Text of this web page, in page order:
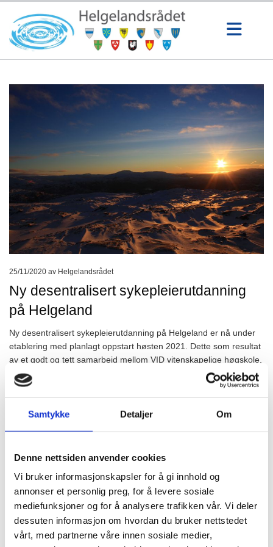
Samtykke Detaljer Om
Denne nettsiden anvender cookies
Vi bruker informasjonskapsler for å gi innhold og
annonser et personlig preg, for å levere sosiale
mediefunksjoner og for å analysere trafikken vår. Vi deler
dessuten informasjon om hvordan du bruker nettstedet
vårt, med partnerne våre innen sosiale medier,
25/11/2020 av Helgelandsrådet
Ny desentralisert sykepleierutdanning
på Helgeland
Ny desentralisert sykepleierutdanning på Helgeland er nå under
etablering med planlagt oppstart høsten 2021. Dette som resultat
av et godt og tett samarbeid mellom VID vitenskapelige høgskole,
Helgelandssykehuset og kommunene på Helgeland i regi av
Helgelandsrådet og Indre Helgeland Regionråd.
og første driftsår er sikret gjennom eksterne midler. Oppstart blir
høsten 2021 med inntil 30 studenter.
Sykepleierutdanningen blir organisert som en samlingsbasert,
desentralisert utdanning på deltid over fire år, og som blir gjort
tilgjengelig uansett hvor på Helgeland studentene bor. Dette betyr
at VID bruker mulighetene som teknologien og nytenkende
pedagogikk gir, for å tilby en fleksibel og framtidsrettet utdanning.
For studentene innebærer dette utstrakt bruk av digitale løsninger
som gjør at de i større grad kan følge utdanningen fra sitt